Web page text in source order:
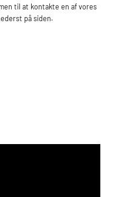
til at kontakte en af vores
på siden.